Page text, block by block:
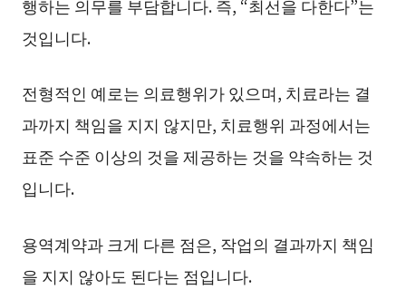
행하는 의무를 부담합니다. 즉, “최선을 다한다”는
것입니다.
전형적인 예로는 의료행위가 있으며, 치료라는 결
과까지 책임을 지지 않지만, 치료행위 과정에서는
표준 수준 이상의 것을 제공하는 것을 약속하는 것
입니다.
용역계약과 크게 다른 점은, 작업의 결과까지 책임
을 지지 않아도 된다는 점입니다.